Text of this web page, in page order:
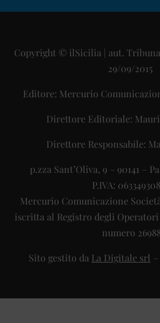
Copyright © ilSicilia | aut.
29/09/2015
Editore: Mercurio
Direttore Editoriale:
Direttore Responsabile:
p.zza Sant’Oliva, 9 – 90141 –
P.IVA:
Mercurio Comunicazione
iscritta al Registro degli
numero
Sito gestito da La Digitale srl –